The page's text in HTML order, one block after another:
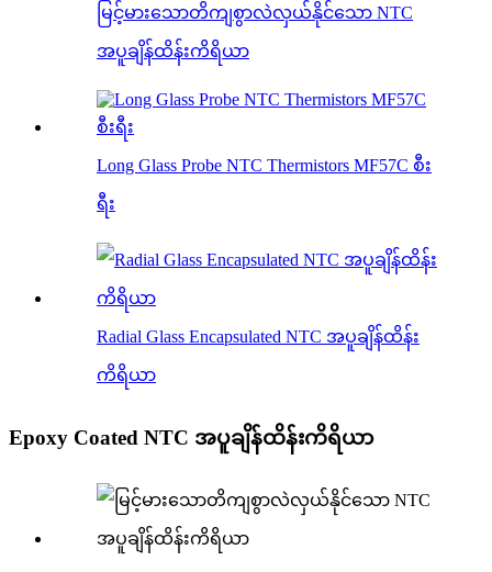
မြင့်မားသောတိကျစွာလဲလှယ်နိုင်သော NTC
အပူချိန်ထိန်းကိရိယာ
Long Glass Probe NTC Thermistors MF57C စီး
ရီး
Radial Glass Encapsulated NTC အပူချိန်ထိန်း
ကိရိယာ
Epoxy Coated NTC အပူချိန်ထိန်းကိရိယာ